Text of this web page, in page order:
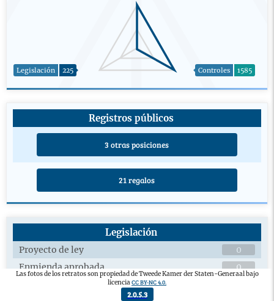
Legislación 225 Controles 1585
Registros públicos
3 otras posiciones
21 regalos
Legislación
Proyecto de ley
0
Enmienda aprobada
0
Debates plenarios sobre proyectos de ley
Las fotos de los retratos son propiedad de Tweede Kamer der Staten-Generaal bajo
licenciaCC BY-NC 4.0.
2.0.5.3